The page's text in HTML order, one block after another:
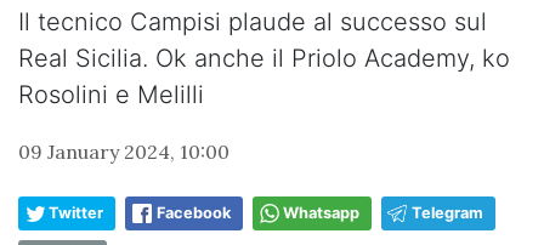
Il tecnico Campisi plaude al successo sul
Real Sicilia. Ok anche il Priolo Academy, ko
Rosolini e Melilli
09 January 2024, 10:00
Twitter Facebook Whatsapp Telegram